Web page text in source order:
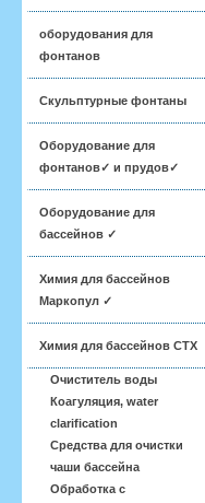
оборудования для
фонтанов
Скульптурные фонтаны
Оборудование для
фонтанов✓ и прудов✓
Оборудование для
бассейнов ✓
Химия для бассейнов
Маркопул ✓
Химия для бассейнов CTX
Очиститель воды
Коагуляция, water
clarification
Средства для очистки
чаши бассейна
Обработка с